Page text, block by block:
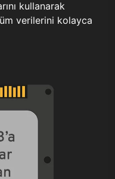
kullanarak
verilerini kolayca